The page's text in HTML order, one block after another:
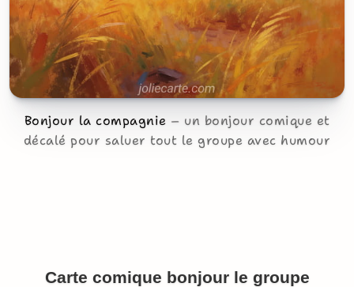
Bonjour la compagnie
un bonjour comique et
décalé pour saluer tout le groupe avec humour
Carte comique bonjour le groupe